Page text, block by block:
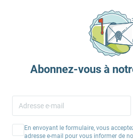
Abonnez-vous à
En envoyant le formulaire, vous
adresse e-mail pour vous informer de